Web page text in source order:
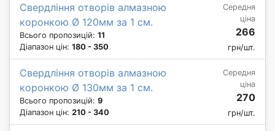
Свердління отворів алмазною
коронкою Ø 120мм за 1 см.
Всього пропозицій: 11
Діапазон цін: 180 - 350
Середня
ціна
266
грн/шт.
Свердління отворів алмазною
коронкою Ø 130мм за 1 см.
Всього пропозицій: 9
Діапазон цін: 210 - 340
Середня
ціна
270
грн/шт.